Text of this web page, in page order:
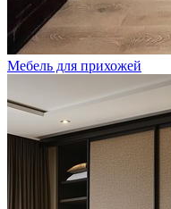
Мебель для прихожей